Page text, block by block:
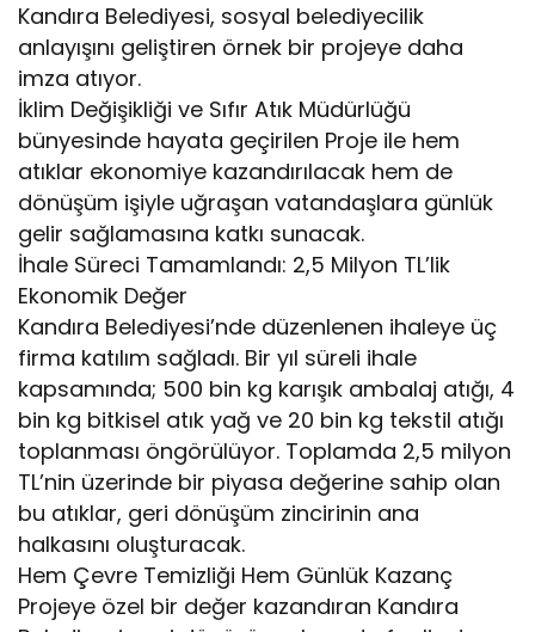
Kandıra Belediyesi, sosyal belediyecilik
anlayışını geliştiren örnek bir projeye daha
imza atıyor.
İklim Değişikliği ve Sıfır Atık Müdürlüğü
bünyesinde hayata geçirilen Proje ile hem
atıklar ekonomiye kazandırılacak hem de
dönüşüm işiyle uğraşan vatandaşlara günlük
gelir sağlamasına katkı sunacak.
İhale Süreci Tamamlandı: 2,5 Milyon TL’lik
Ekonomik Değer
Kandıra Belediyesi’nde düzenlenen ihaleye üç
firma katılım sağladı. Bir yıl süreli ihale
kapsamında; 500 bin kg karışık ambalaj atığı, 4
bin kg bitkisel atık yağ ve 20 bin kg tekstil atığı
toplanması öngörülüyor. Toplamda 2,5 milyon
TL’nin üzerinde bir piyasa değerine sahip olan
bu atıklar, geri dönüşüm zincirinin ana
halkasını oluşturacak.
Hem Çevre Temizliği Hem Günlük Kazanç
Projeye özel bir değer kazandıran Kandıra